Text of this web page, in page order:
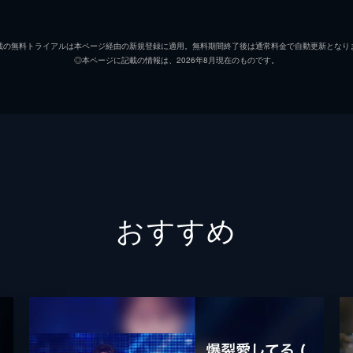
無料トライアルは本ページ経由の新規登録に適用。無料期間終了後は通常料金で自動更新となり
◎本ページに記載の情報は、2026年8月現在のものです。
おすすめ